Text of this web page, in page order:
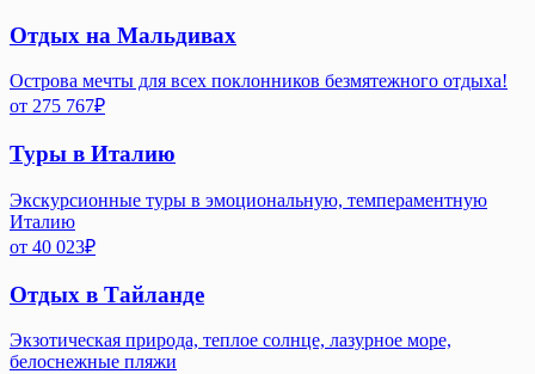
Отдых на Мальдивах
Острова мечты для всех поклонников безмятежного отдыха!
от 275 767₽
Туры в Италию
Экскурсионные туры в эмоциональную, темпераментную
Италию
от 40 023₽
Отдых в Тайланде
Экзотическая природа, теплое солнце, лазурное море,
белоснежные пляжи